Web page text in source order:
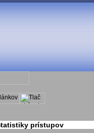
prístupov